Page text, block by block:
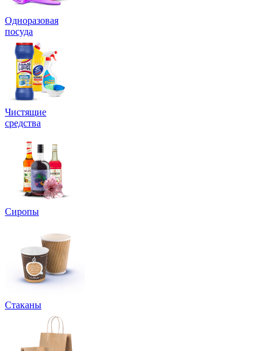
Одноразовая
посуда
Чистящие
средства
Сиропы
Стаканы